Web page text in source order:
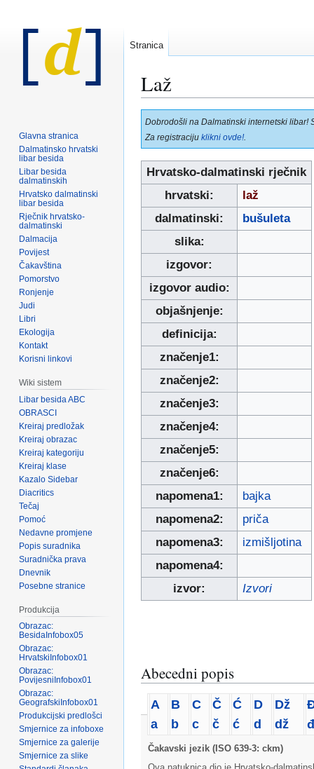
Laž
Prijeđi
na
navigaciju
Prijeđi
na
pretraživanje
Dobrodošli na Dalmatinski internetski libar!
Za registraciju klikni ovde!
Hrvatsko-dalmatinski rječnik
hrvatski:
laž
dalmatinski:
bušuleta
slika:
izgovor:
izgovor audio:
objašnjenje:
definicija:
značenje1:
značenje2:
značenje3:
značenje4:
značenje5:
značenje6:
napomena1:
bajka
napomena2:
priča
napomena3:
izmišljotina
napomena4:
izvor:
Izvori
Abecedni popis
A
a
B
b
C
c
Č
č
Ć
ć
D
d
Dž
dž
đ
Čakavski jezik (ISO 639-3: ckm)
Stranica
Glavna stranica
Dalmatinsko hrvatski
libar besida
Libar besida
dalmatinskih
Hrvatsko dalmatinski
libar besida
Rječnik hrvatsko-
dalmatinski
Dalmacija
Povijest
Čakavština
Pomorstvo
Ronjenje
Judi
Libri
Ekologija
Kontakt
Korisni linkovi
Wiki sistem
Libar besida ABC
OBRASCI
Kreiraj predložak
Kreiraj obrazac
Kreiraj kategoriju
Kreiraj klase
Kazalo Sidebar
Diacritics
Tečaj
Pomoć
Nedavne promjene
Popis suradnika
Suradnička prava
Dnevnik
Posebne stranice
Produkcija
Obrazac:
BesidaInfobox05
Obrazac:
HrvatskiInfobox01
Obrazac:
PovijesniInfobox01
Obrazac:
GeografskiInfobox01
Produkcijski predlošci
Smjernice za infoboxe
Smjernice za galerije
Smjernice za slike